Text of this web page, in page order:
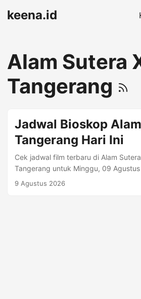
keena.id
Alam Sutera
Tangerang
Jadwal Bioskop
Tangerang Hari Ini
Cek jadwal film terbaru di Alam
Tangerang untuk Minggu, 09
jam tayang per format (mis. Regular
9 Agustus 2026